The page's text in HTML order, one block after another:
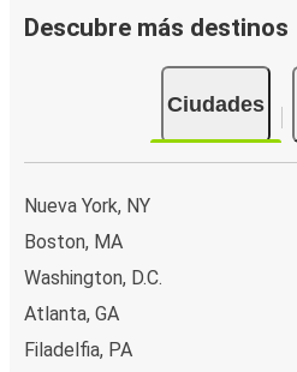
Descubre más destinos
Ciudades
Nueva York, NY
Boston, MA
Washington, D.C.
Atlanta, GA
Filadelfia, PA